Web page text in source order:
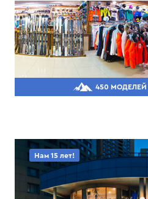
450 МОДЕЛЕЙ
Нам 15 лет!